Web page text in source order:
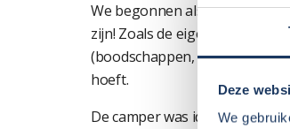
Deze
We
We begonnen als onervaren
zijn! Zoals de eigenaar van de
(boodschappen, bezichtigen
hoeft.
De camper was ideaal voor